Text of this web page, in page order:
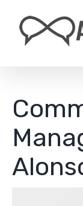
contenido